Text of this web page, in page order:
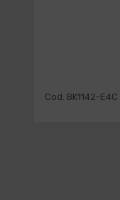
Cod. BK1142-E4C